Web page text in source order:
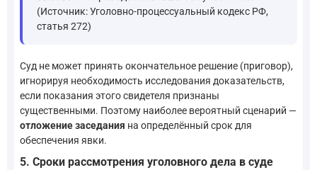
(Источник: Уголовно-процессуальный кодекс РФ,
статья 272)
Суд не может принять окончательное решение (приговор),
игнорируя необходимость исследования доказательств,
если показания этого свидетеля признаны
существенными. Поэтому наиболее вероятный сценарий —
отложение заседания на определённый срок для
обеспечения явки.
5. Сроки рассмотрения уголовного дела в суде